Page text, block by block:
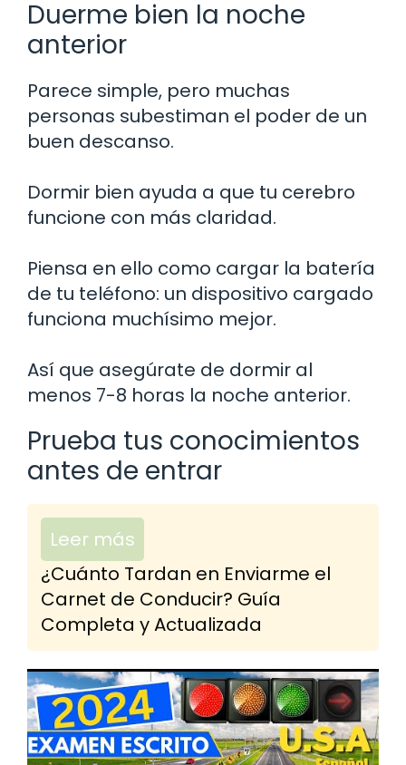
Duerme bien la noche
anterior
Parece simple, pero muchas
personas subestiman el poder de un
buen descanso.
Dormir bien ayuda a que tu cerebro
funcione con más claridad.
Piensa en ello como cargar la batería
de tu teléfono: un dispositivo cargado
funciona muchísimo mejor.
Así que asegúrate de dormir al
menos 7-8 horas la noche anterior.
Prueba tus conocimientos
antes de entrar
Leer más
¿Cuánto Tardan en Enviarme el
Carnet de Conducir? Guía
Completa y Actualizada